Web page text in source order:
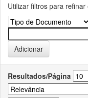
Utilizar filtros para
Resultados/Página